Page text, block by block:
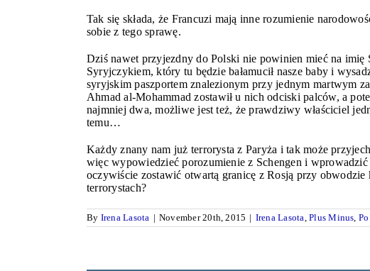
Tak się składa, że Francuzi mają inne rozumienie
sobie z tego sprawę.
Dziś nawet przyjezdny do Polski nie powinien mieć na imię
Syryjczykiem, który tu będzie bałamucił nasze baby i
syryjskim paszportem znalezionym przy jednym martwym
Ahmad al-Mohammad zostawił u nich odciski palców, a
najmniej dwa, możliwe jest też, że prawdziwy właściciel
temu…
Każdy znany nam już terrorysta z Paryża i tak może
więc wypowiedzieć porozumienie z Schengen i
oczywiście zostawić otwartą granicę z Rosją przy
terrorystach?
By Irena Lasota | November 20th, 2015 | Irena Lasota ,Plus Minus